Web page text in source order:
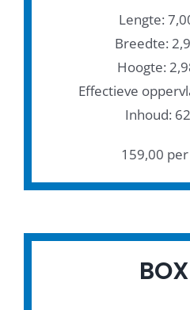
Lengte:
Breedte:
Hoogte:
Effectieve
Inhoud:
159,00